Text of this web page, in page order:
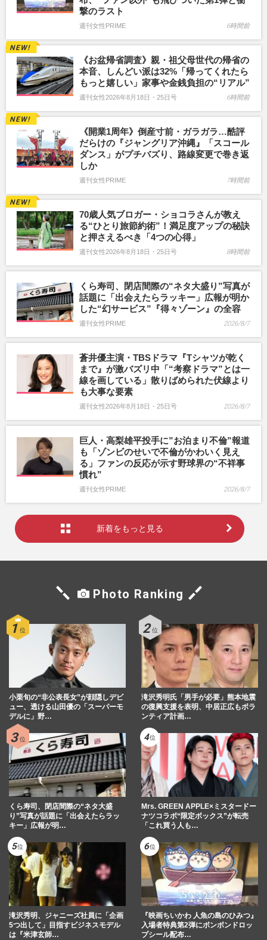
撃のラスト
週刊女性PRIME 6時間前
《お盆帰省調査》親・祖父母世代の帰省の
本音、しんどい派は32%「帰ってくれたら
もっと嬉しい」家事や金銭負担の“リアル”
週刊女性2026年8月18日・25日号 6時間前
《開業1周年》倒産寸前・ガラガラ…酷評
だらけの『ジャングリア沖縄』「スコール
ダンス」がプチバズり、路線変更で巻き返
しか
週刊女性PRIME 7時間前
70歳人気ブロガー・ショコラさんが教え
る“ひとり旅節約術”！満足度アップの秘訣
と押さえるべき「4つの心得」
週刊女性2026年8月18日・25日号 8時間前
くら寿司、閉店間際の“ネタ大盛り”写真が
話題に「出会えたらラッキー」広報が明か
した“幻サービス”『得々ゾーン』の全容
週刊女性PRIME 2026/8/7
蒼井優主演・TBSドラマ『Tシャツが乾く
まで』が激バズリ中「“考察ドラマ”とは一
線を画している」散りばめられた伏線より
も大事な要素
週刊女性2026年8月18日・25日号 2026/8/7
巨人・高梨雄平投手に”お泊まり不倫”報道
も「ゾンビのせいで不倫がかわいく見え
る」ファンの反応が示す野球界の“不祥事
慣れ”
週刊女性PRIME 2026/8/7
新着をもっと見る
Photo Ranking
小栗旬の“非公表長女”が顔隠しデビ
ュー、透ける山田優の「スーパーモ
デルに」野…
滝沢秀明氏「男手が必要」熊本地震
の復興支援を表明、中居正広もボラ
ンティア計画…
くら寿司、閉店間際の“ネタ大盛
り”写真が話題に「出会えたらラッ
キー」広報が明…
Mrs. GREEN APPLE×ミスタードー
ナツコラボ“限定ボックス”が転売
「これ買う人も…
滝沢秀明、ジャニーズ社員に「企画
5つ出して」目指すビジネスモデル
は『米津玄師…
『映画ちいかわ 人魚の島のひみつ』
入場者特典第2弾にボンボンドロッ
プシール配布…